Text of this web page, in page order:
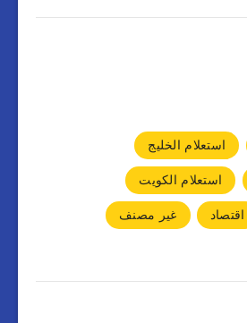
استعلام الخليج
استعلام الكويت
اقتصاد غير مصنف